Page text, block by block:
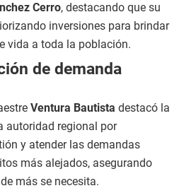
Cerro, destacando que su
inversiones para brindar
vida a toda la población.
de demanda
Ventura Bautista destacó la
autoridad regional por
y atender las demandas
más alejados, asegurando
más se necesita.